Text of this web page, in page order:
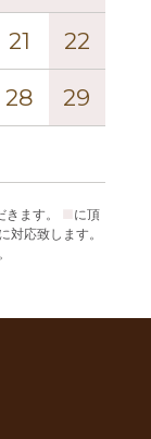
21 22
28 29
ます。
に頂
対応致します。